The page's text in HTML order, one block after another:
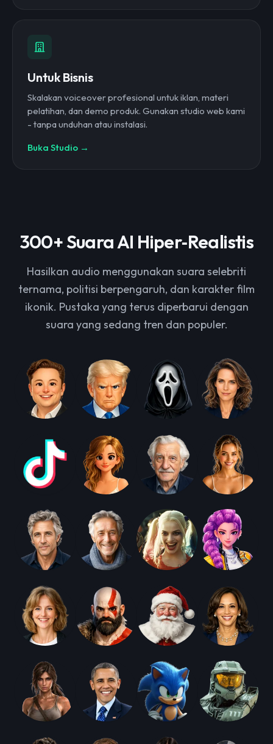
Untuk Bisnis
Skalakan voiceover profesional untuk iklan, materi
pelatihan, dan demo produk. Gunakan studio web kami
- tanpa unduhan atau instalasi.
Buka Studio →
300+ Suara AI Hiper‑Realistis
Hasilkan audio menggunakan suara selebriti
ternama, politisi berpengaruh, dan karakter film
ikonik. Pustaka yang terus diperbarui dengan
suara yang sedang tren dan populer.